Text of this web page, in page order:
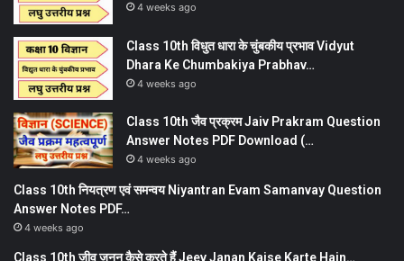
4 weeks ago
Class 10th विधुत धारा के चुंबकीय प्रभाव Vidyut
Dhara Ke Chumbakiya Prabhav…
4 weeks ago
Class 10th जैव प्रक्रम Jaiv Prakram Question
Answer Notes PDF Download (…
4 weeks ago
Class 10th नियत्रण एवं समन्वय Niyantran Evam Samanvay Question
Answer Notes PDF…
4 weeks ago
Class 10th जीव जनन कैसे करते हैं Jeev Janan Kaise Karte Hain…